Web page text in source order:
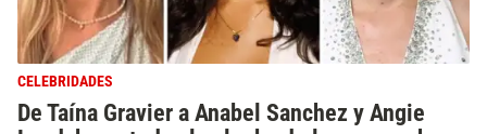
CELEBRIDADES
De Taína Gravier a Anabel Sanchez y Angie